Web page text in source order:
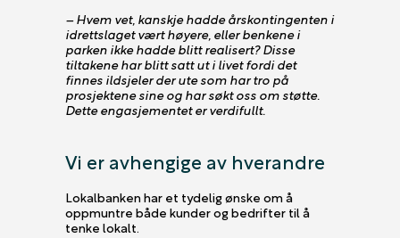
– Hvem vet, kanskje hadde årskontingenten i
idrettslaget vært høyere, eller benkene i
parken ikke hadde blitt realisert? Disse
tiltakene har blitt satt ut i livet fordi det
finnes ildsjeler der ute som har tro på
prosjektene sine og har søkt oss om støtte.
Dette engasjementet er verdifullt.
Vi er avhengige av hverandre
Lokalbanken har et tydelig ønske om å
oppmuntre både kunder og bedrifter til å
tenke lokalt.